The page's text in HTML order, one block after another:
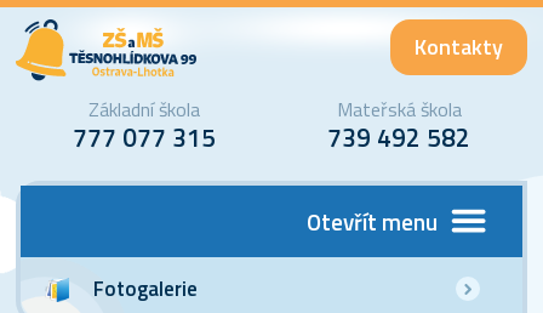
Kontakty
Základní škola
777 077 315
Mateřská škola
739 492 582
Otevřít menu
Fotogalerie